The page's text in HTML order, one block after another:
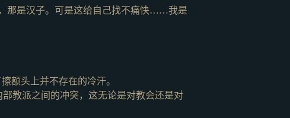
那是汉子。可是这给自己找不痛快……我是
额头上并不存在的冷汗。
教派之间的冲突，这无论是对教会还是对